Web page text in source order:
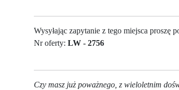
Wysyłając zapytanie z tego miejsca proszę
Nr oferty: LW - 2756
Czy masz już poważnego, z wieloletnim